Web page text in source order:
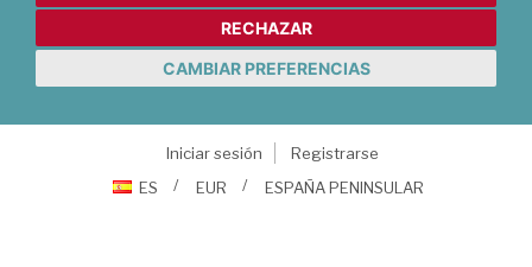
RECHAZAR
CAMBIAR PREFERENCIAS
Iniciar sesión
Registrarse
ES
EUR ESPAÑA PENINSULAR